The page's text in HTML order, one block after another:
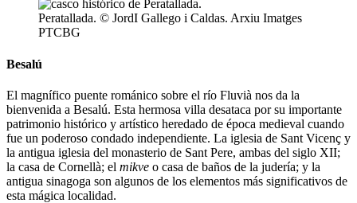
Peratallada. © JordI Gallego i Caldas. Arxiu Imatges
PTCBG
Besalú
El magnífico puente románico sobre el río Fluvià nos da la
bienvenida a Besalú. Esta hermosa villa desataca por su importante
patrimonio histórico y artístico heredado de época medieval cuando
fue un poderoso condado independiente. La iglesia de Sant Vicenç y
la antigua iglesia del monasterio de Sant Pere, ambas del siglo XII;
la casa de Cornellà; el mikve o casa de baños de la judería; y la
antigua sinagoga son algunos de los elementos más significativos de
esta mágica localidad.